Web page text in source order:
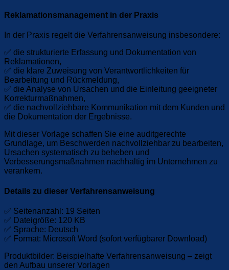
Reklamationsmanagement in der Praxis
In der Praxis regelt die Verfahrensanweisung insbesondere:
✅ die strukturierte Erfassung und Dokumentation von
Reklamationen,
✅ die klare Zuweisung von Verantwortlichkeiten für
Bearbeitung und Rückmeldung,
✅ die Analyse von Ursachen und die Einleitung geeigneter
Korrekturmaßnahmen,
✅ die nachvollziehbare Kommunikation mit dem Kunden und
die Dokumentation der Ergebnisse.
Mit dieser Vorlage schaffen Sie eine auditgerechte
Grundlage, um Beschwerden nachvollziehbar zu bearbeiten,
Ursachen systematisch zu beheben und
Verbesserungsmaßnahmen nachhaltig im Unternehmen zu
verankern.
Details zu dieser Verfahrensanweisung
✅ Seitenanzahl: 19 Seiten
✅ Dateigröße: 120 KB
✅ Sprache: Deutsch
✅ Format: Microsoft Word (sofort verfügbarer Download)
Produktbilder: Beispielhafte Verfahrensanweisung – zeigt
den Aufbau unserer Vorlagen